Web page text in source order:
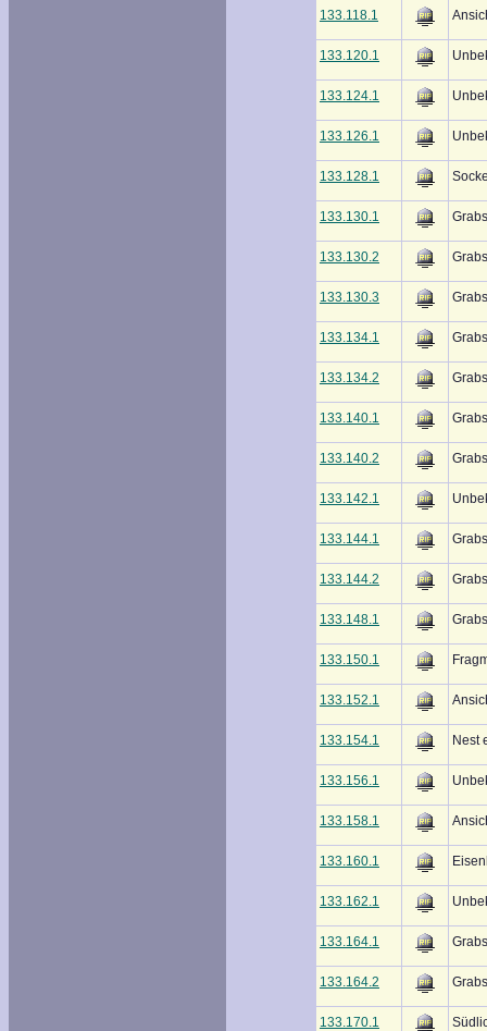
133.118.1
133.120.1
133.124.1
133.126.1
133.128.1
133.130.1
133.130.2
133.130.3
133.134.1
133.134.2
133.140.1
133.140.2
133.142.1
133.144.1
133.144.2
133.148.1
133.150.1
133.152.1
133.154.1 Nest
133.156.1
133.158.1
133.160.1
133.162.1
133.164.1
133.164.2
133.170.1